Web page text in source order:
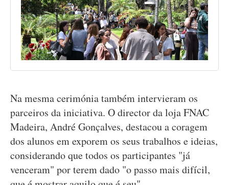
Na mesma cerimónia também intervieram os
parceiros da iniciativa. O director da loja FNAC
Madeira, André Gonçalves, destacou a coragem
dos alunos em exporem os seus trabalhos e ideias,
considerando que todos os participantes "já
venceram" por terem dado "o passo mais difícil,